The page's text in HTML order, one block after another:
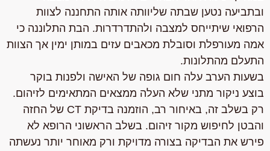
ובתביעה נטען שבתה שליוותה אותה התחננה לצוות
הרפואי שיתייחס למצבה ולהתדרדרות. הבת התלוננה כי
אמה מעורפלת וסובלת מכאבים עזים במותן ימין אך הצוות
התעלם מהתלונות.
בשעות הערב עלה חום גופה של האישה ולפנות בוקר
בוצע ניקור מתני שלא העלה ממצאים המתאימים לזיהום.
רק בשלב זה, באיחור רב, הוזמנה בדיקת CT של החזה
והבטן לחיפוש מקור זיהום. בשלב הראשוני הרופא לא
פירש את הבדיקה בצורה מדויקת ורק מאוחר יותר נעשתה